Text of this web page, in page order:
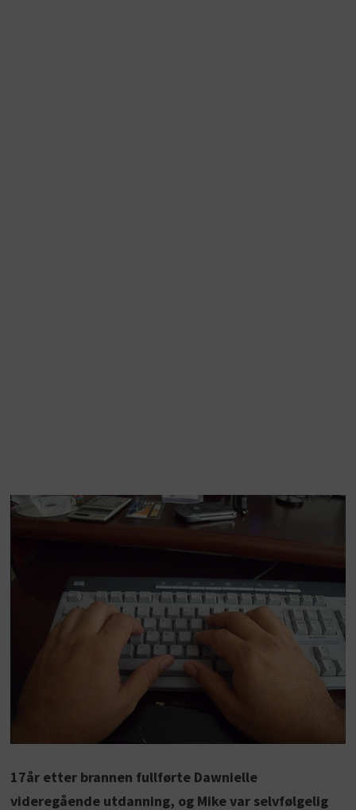
17år etter brannen fullførte Dawnielle
videregående utdanning, og Mike var selvfølgelig